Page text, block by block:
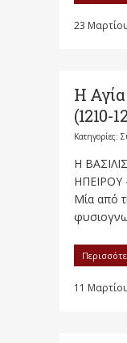
23
Η
(1210-
Κατηγορίες:
Η
ΗΠΕΙΡΟΥ
Μία από
11